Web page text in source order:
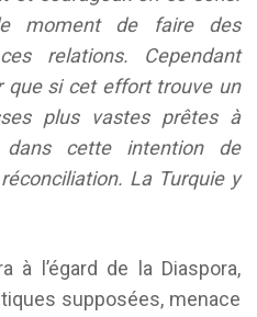
moment de faire des
relations. Cependant
que si cet effort trouve un
plus vastes prêtes à
cette intention de
La Turquie y
à l’égard de la Diaspora,
supposées, menace